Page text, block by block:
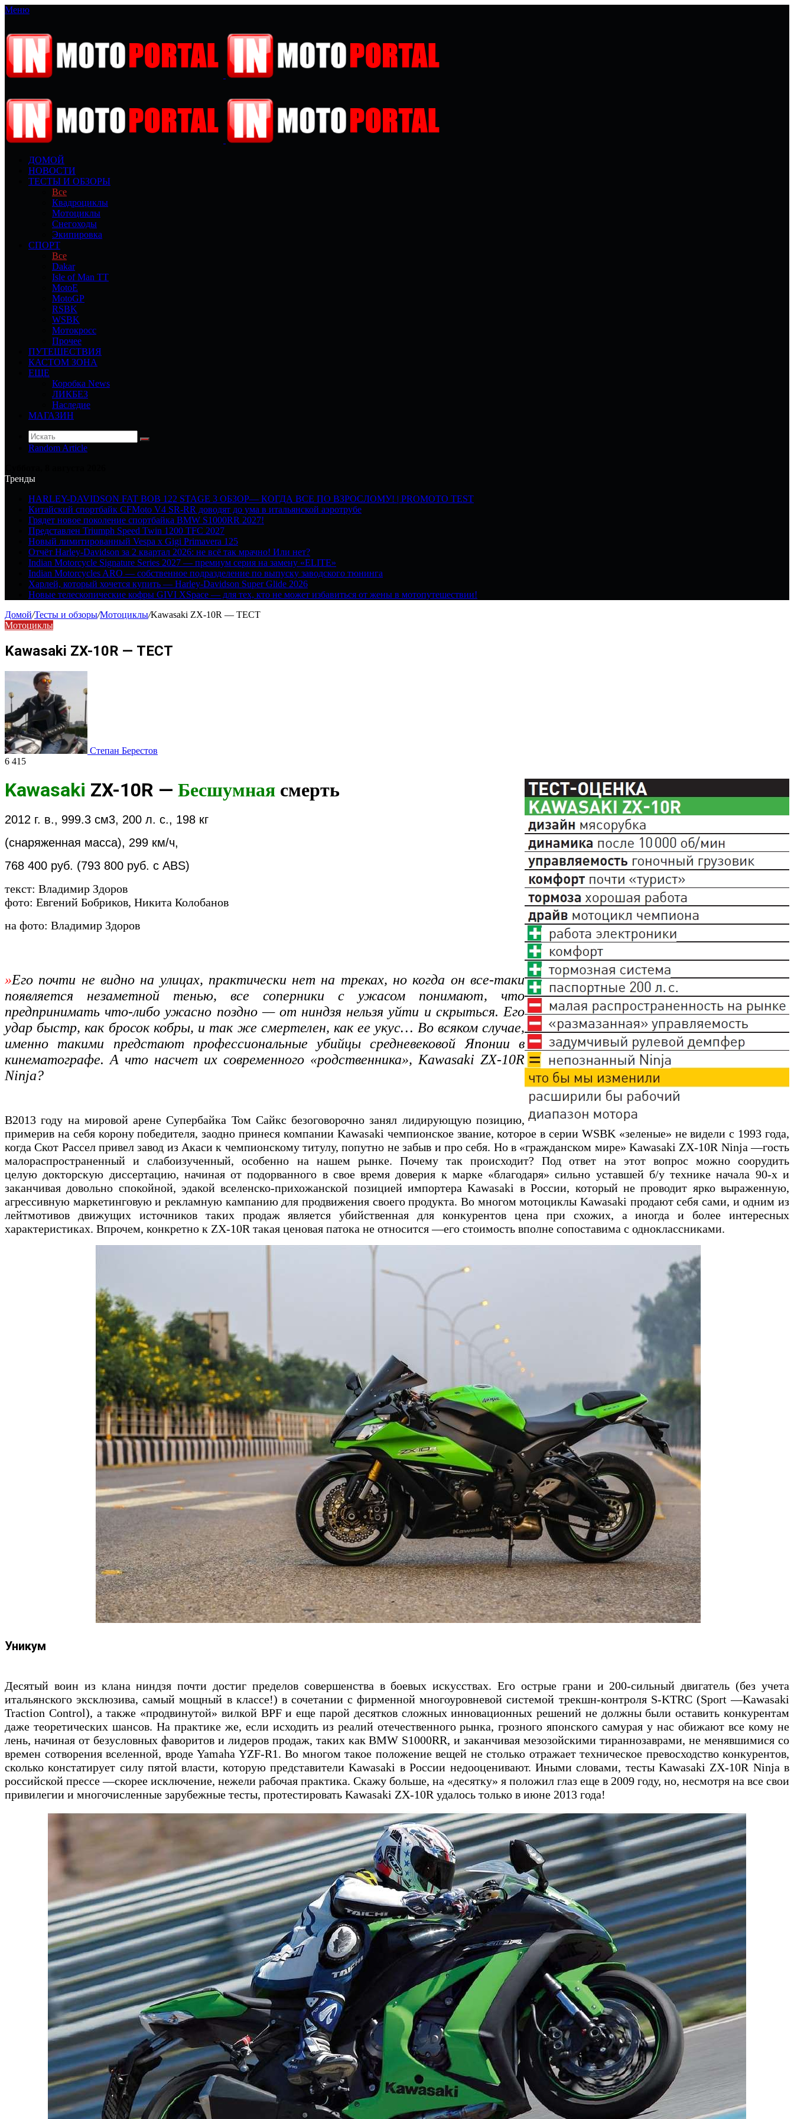
Меню
ДОМОЙ
НОВОСТИ
ТЕСТЫ И ОБЗОРЫ
Все
Квадроциклы
Мотоциклы
Снегоходы
Экипировка
СПОРТ
Все
Dakar
Isle of Man TT
MotoE
MotoGP
RSBK
WSBK
Мотокросс
Прочее
ПУТЕШЕСТВИЯ
КАСТОМ ЗОНА
ЕЩЕ
Коробка News
ЛИКБЕЗ
Наследие
МАГАЗИН
Random Article
Тренды
HARLEY-DAVIDSON FAT BOB 122 STAGE 3 ОБЗОР— КОГДА ВСЕ ПО ВЗРОСЛОМУ! | PROMOTO TEST
Китайский спортбайк CFMoto V4 SR-RR доводят до ума в итальянской аэротрубе
Грядет новое поколение спортбайка BMW S1000RR 2027!
Представлен Triumph Speed Twin 1200 TFC 2027
Новый лимитированный Vespa x Gigi Primavera 125
Отчёт Harley-Davidson за 2 квартал 2026: не всё так мрачно! Или нет?
Indian Motorcycle Signature Series 2027 — премиум серия на замену «ELITE»
Indian Motorcycles ARO — собственное подразделение по выпуску заводского тюнинга
Харлей, который хочется купить — Harley-Davidson Super Glide 2026
Новые телескопические кофры GIVI XSpace — для тех, кто не может избавиться от жены в мотопутешествии!
Домой/Тесты и обзоры/Мотоциклы/Kawasaki ZX-10R — ТЕСТ
Мотоциклы
Kawasaki ZX-10R — ТЕСТ
Степан Берестов
6 415
Kawasaki ZX-10R — Бесшумная смерть
2012 г. в., 999.3 см3, 200 л. с., 198 кг
(снаряженная масса), 299 км/ч,
768 400 руб. (793 800 руб. с ABS)
текст: Владимир Здоров
фото: Евгений Бобриков, Никита Колобанов
на фото: Владимир Здоров
»Его почти не видно на улицах, практически нет на треках, но когда он все-таки
появляется незаметной тенью, все соперники с ужасом понимают, что
предпринимать что-либо ужасно поздно — от ниндзя нельзя уйти и скрыться. Его
удар быстр, как бросок кобры, и так же смертелен, как ее укус… Во всяком случае,
именно такими предстают профессиональные убийцы средневековой Японии в
кинематографе. А что насчет их современного «родственника», Kawasaki ZX-10R
Ninja?
В2013 году на мировой арене Супербайка Том Сайкс безоговорочно занял лидирующую позицию,
примерив на себя корону победителя, заодно принеся компании Kawasaki чемпионское звание, которое в серии WSBK «зеленые» не видели с 1993 года,
когда Скот Рассел привел завод из Акаси к чемпионскому титулу, попутно не забыв и про себя. Но в «гражданском мире» Kawasaki ZX-10R Ninja —гость
малораспространенный и слабоизученный, особенно на нашем рынке. Почему так происходит? Под ответ на этот вопрос можно соорудить
целую докторскую диссертацию, начиная от подорванного в свое время доверия к марке «благодаря» сильно уставшей б/у технике начала 90-х и
заканчивая довольно спокойной, эдакой вселенско-прихожанской позицией импортера Kawasaki в России, который не проводит ярко выраженную,
агрессивную маркетинговую и рекламную кампанию для продвижения своего продукта. Во многом мотоциклы Kawasaki продают себя сами, и одним из
лейтмотивов движущих источников таких продаж является убийственная для конкурентов цена при схожих, а иногда и более интересных
характеристиках. Впрочем, конкретно к ZX-10R такая ценовая патока не относится —его стоимость вполне сопоставима с одноклассниками.
Уникум
Десятый воин из клана ниндзя почти достиг пределов совершенства в боевых искусствах. Его острые грани и 200-сильный двигатель (без учета
итальянского эксклюзива, самый мощный в классе!) в сочетании с фирменной многоуровневой системой трекшн-контроля S-KTRC (Sport —Kawasaki
Traction Control), а также «продвинутой» вилкой BPF и еще парой десятков сложных инновационных решений не должны были оставить конкурентам
даже теоретических шансов. На практике же, если исходить из реалий отечественного рынка, грозного японского самурая у нас обижают все кому не
лень, начиная от безусловных фаворитов и лидеров продаж, таких как BMW S1000RR, и заканчивая мезозойскими тираннозаврами, не менявшимися со
времен сотворения вселенной, вроде Yamaha YZF-R1. Во многом такое положение вещей не столько отражает техническое превосходство конкурентов,
сколько констатирует силу пятой власти, которую представители Kawasaki в России недооценивают. Иными словами, тесты Kawasaki ZX-10R Ninja в
российской прессе —скорее исключение, нежели рабочая практика. Скажу больше, на «десятку» я положил глаз еще в 2009 году, но, несмотря на все свои
привилегии и многочисленные зарубежные тесты, протестировать Kawasaki ZX-10R удалось только в июне 2013 года!